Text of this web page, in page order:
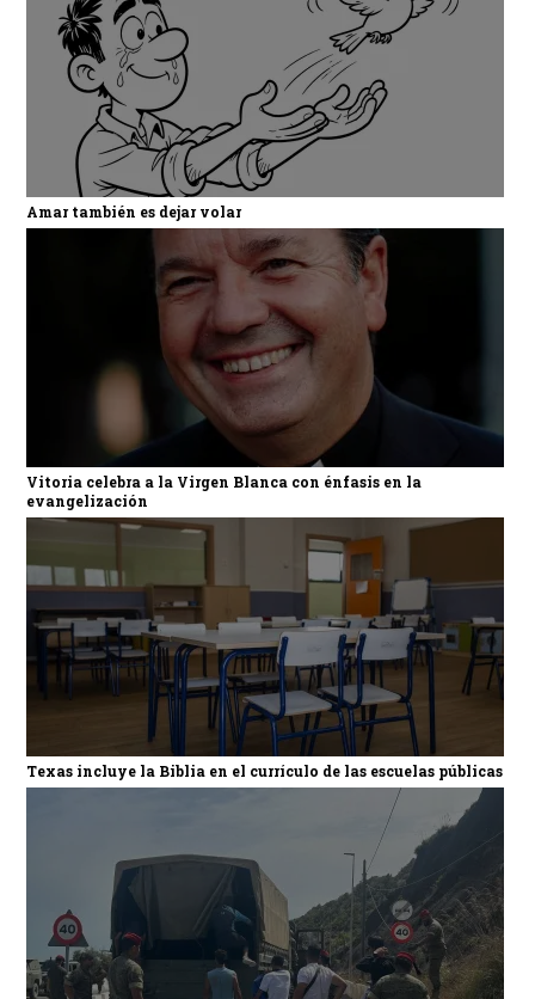
Amar también es dejar volar
Vitoria celebra a la Virgen Blanca con énfasis en la
evangelización
Texas incluye la Biblia en el currículo de las escuelas públicas